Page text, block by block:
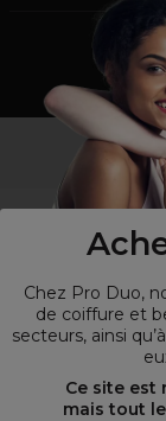
Chez Pro Duo,
de coiffure et
secteurs, ainsi
Ce site est
mais tout
Vous
Visitez